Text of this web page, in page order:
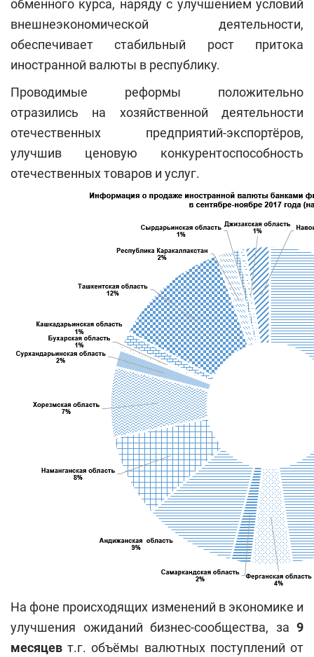
обменного курса, наряду с улучшением условий
внешнеэкономической деятельности,
обеспечивает стабильный рост притока
иностранной валюты в республику.
Проводимые реформы положительно
отразились на хозяйственной деятельности
отечественных предприятий-экспортёров,
улучшив ценовую конкурентоспособность
отечественных товаров и услуг.
На фоне происходящих изменений в экономике и
улучшения ожиданий бизнес-сообщества, за 9
месяцев т.г. объёмы валютных поступлений от